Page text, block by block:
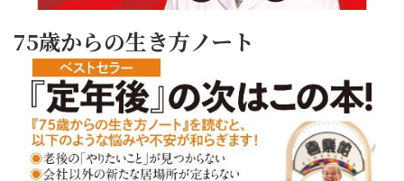
75歳からの生き方ノート